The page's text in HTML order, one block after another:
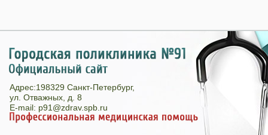
Адрес:198329 Санкт-Петербург,
ул. Отважных, д. 8
E-mail: p91@zdrav.spb.ru